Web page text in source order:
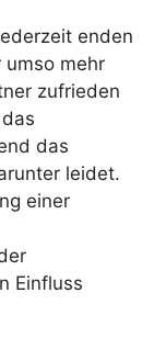
enden
mehr
zufrieden
das
leidet.
einer
Einfluss